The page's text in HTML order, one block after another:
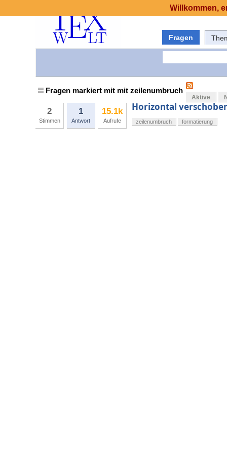
Fragen
Fragen markiert mit mit zeilenumbruch
Aktive
2
Stimmen
1
Antwort
15.1k
Aufrufe
Horizontal
zeilenumbruch formatierung
Willkommen,